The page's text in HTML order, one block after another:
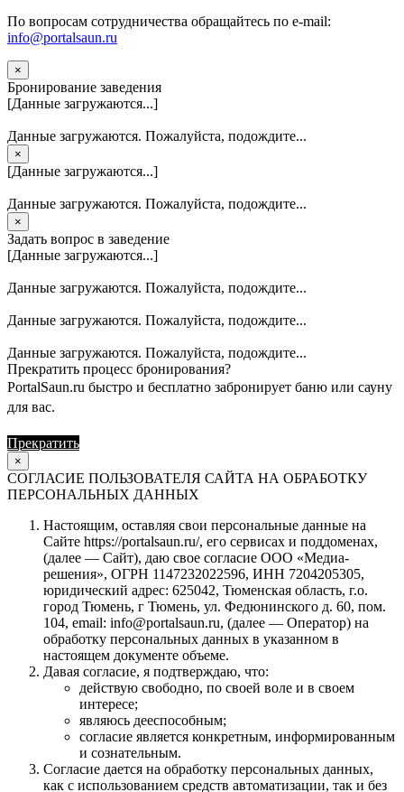
По вопросам сотрудничества обращайтесь по e-mail:
info@portalsaun.ru
×
Бронирование заведения
[Данные загружаются...]
Данные загружаются. Пожалуйста, подождите...
×
[Данные загружаются...]
Данные загружаются. Пожалуйста, подождите...
×
Задать вопрос в заведение
[Данные загружаются...]
Данные загружаются. Пожалуйста, подождите...
Данные загружаются. Пожалуйста, подождите...
Данные загружаются. Пожалуйста, подождите...
Прекратить процесс бронирования?
PortalSaun.ru быстро и бесплатно забронирует баню или сауну
для вас.
Прекратить
×
СОГЛАСИЕ ПОЛЬЗОВАТЕЛЯ САЙТА НА ОБРАБОТКУ
ПЕРСОНАЛЬНЫХ ДАННЫХ
Настоящим, оставляя свои персональные данные на
Сайте https://portalsaun.ru/, его сервисах и поддоменах,
(далее — Сайт), даю свое согласие ООО «Медиа-
решения», ОГРН 1147232022596, ИНН 7204205305,
юридический адрес: 625042, Тюменская область, г.о.
город Тюмень, г Тюмень, ул. Федюнинского д. 60, пом.
104, email: info@portalsaun.ru, (далее — Оператор) на
обработку персональных данных в указанном в
настоящем документе объеме.
Давая согласие, я подтверждаю, что:
действую свободно, по своей воле и в своем
интересе;
являюсь дееспособным;
согласие является конкретным, информированным
и сознательным.
Согласие дается на обработку персональных данных,
как с использованием средств автоматизации, так и без